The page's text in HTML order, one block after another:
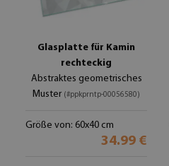
Glasplatte für Kamin
rechteckig
Abstraktes geometrisches
Muster (#ppkprntp-00056580)
Größe von: 60x40 cm
34.99 €